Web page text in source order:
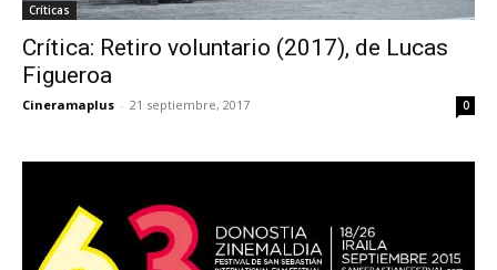
Críticas
Crítica: Retiro voluntario (2017), de Lucas
Figueroa
Cineramaplus - 21 septiembre, 2017 0